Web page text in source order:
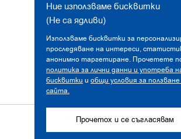
Ние използваме бисквитки
(Не са ядливи)
Използваме бисквитки за
проследяване на интереси,
анонимно таргетиране. Прочетете
политика за лични данни и употреба
бисквитки и общи условия за ползване
сайта.
Прочетох и се съгласявам
© 2026 sibi.bg. Всички права